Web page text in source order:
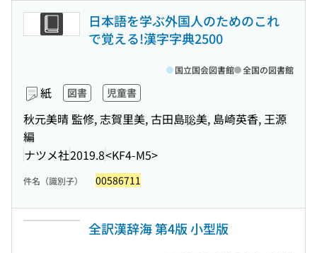
日本語を学ぶ外国人のためのこれ
で覚える!漢字字典2500
紙 図書 児童書
秋元美晴 監修, 志賀里美, 古田島聡美, 島崎英香, 王源
編
ナツメ社2019.8<KF4-M5>
国立国会図書館 全国の図書館
件名（識別子） 00586711
全訳漢辞海 第4版 小型版